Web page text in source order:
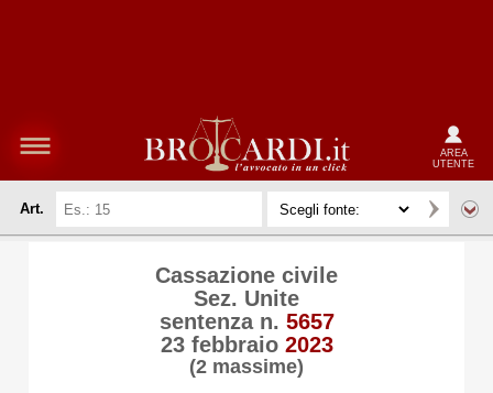
AREA
UTENTE
Art.
Cassazione civile
Sez. Unite
sentenza n. 5657
23 febbraio 2023
(2 massime)